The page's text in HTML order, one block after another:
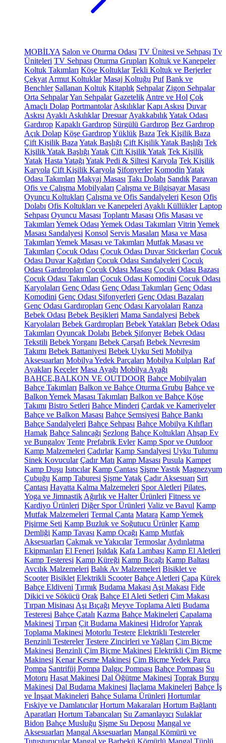
MOBİLYA Salon ve Oturma Odası TV Ünitesi ve Sehpası Tv
Üniteleri TV Sehpası Oturma Grupları Koltuk ve Kanepeler
Koltuk Takımları Köşe Koltuklar Tekli Koltuk ve Berjerler
Çekyat Armut Koltuklar Masaj Koltuğu Puf Bank ve
Benchler Sallanan Koltuk Kitaplık Sehpalar Zigon Sehpalar
Orta SehpalarYan Sehpalar Gazetelik Antre ve Hol Çok
Amaçlı Dolap Portmantolar Askılıklar Kapı Askısı Duvar
Askısı Ayaklı Askılıklar Dresuar AyakkabılıkYatak Odası
Gardırop Kapaklı Gardırop Sürgülü Gardırop Bez Gardırop
Açık Dolap Köşe GardıropYüklük Baza Tek Kişilik Baza
Çift Kişilik Baza Yatak Başlığı Çift Kişilik Yatak Başlığı Tek
Kişilik Yatak Başlığı Yatak Çift Kişilik Yatak Tek Kişilik
Yatak Hasta Yatağı Yatak Pedi & Şiltesi Karyola Tek Kişilik
Karyola Çift Kişilik Karyola Şifonyerler Komodin Yatak
Odası Takımları Makyaj Masası Takı Dolabı Sandık Paravan
Ofis ve Çalışma Mobilyaları Çalışma ve Bilgisayar Masası
Oyuncu Koltukları Çalışma ve Ofis Sandalyeleri Keson Ofis
Dolabı Ofis Koltukları ve Kanepeleri Ayaklı Küllükler Laptop
Sehpası Oyuncu Masası Toplantı Masası Ofis Masası ve
Takımları Yemek Odası Yemek Odası Takımları Vitrin Yemek
Masası Sandalyesi Konsol Servis Masaları Masa ve Masa
Takımları Yemek Masası ve Takımları Mutfak Masası ve
Takımları Çocuk Odası Çocuk Odası Duvar Stickerları Çocuk
Odası Duvar Kağıtları Çocuk Odası Sandalyeleri Çocuk
Odası Gardıropları Çocuk Odası Masası Çocuk Odası Bazası
Çocuk Odası Takımları Çocuk Odası Komodini Çocuk Odası
Karyolaları Genç Odası Genç Odası Takımları Genç Odası
Komodini Genç Odası Şifonyerleri Genç Odası Bazaları
Genç Odası Gardıropları Genç Odası Karyolaları Ranza
Bebek Odası Bebek Beşikleri Mama Sandalyesi Bebek
Karyolaları Bebek Gardıropları Bebek Yatakları Bebek Odası
Takımları Oyuncak Dolabı Bebek Şifonyer Bebek Odası
Tekstili Bebek Yorganı Bebek Çarşafı Bebek Nevresim
Takımı Bebek Battaniyesi Bebek Uyku Seti Mobilya
Aksesuarları Mobilya Yedek Parçaları Mobilya Kulpları Raf
Ayakları Keçeler Masa Ayağı Mobilya Ayağı
BAHÇE,BALKON VE OUTDOOR Bahçe Mobilyaları
Bahçe Takımları Balkon ve Bahçe Oturma Grubu Bahçe ve
Balkon Yemek Masası Takımları Balkon ve Bahçe Köşe
Takımı Bistro Setleri Bahçe Minderi Çardak ve Kameriyeler
Bahçe ve Balkon Masası Bahçe Şemsiyesi Bahçe Bankı
Bahçe Sandalyeleri Bahçe Sehpası Bahçe Mobilya Kılıfları
Hamak Bahçe Salıncağı Şezlong Bahçe Koltukları Ahşap Ev
ve Bungalov Tente Prefabrik Evler Kamp Spor ve Outdoor
Kamp Malzemeleri Çadırlar Kamp Sandalyesi Uyku Tulumu
Sinek Kovucular Çadır Matı Kamp Masası Pusula Kampet
Kamp Duşu Isıtıcılar Kamp Çantası Şişme Yastık Magnezyum
Çubuğu Kamp Taburesi Şişme Yatak Çadır Aksesuarı Sırt
Çantası Hayatta Kalma Malzemeleri Spor Aletleri Pilates,
Yoga ve Jimnastik Ağırlık ve Halter Ürünleri Fitness ve
Kardiyo Ürünleri Diğer Spor Ürünleri Valiz ve Bavul Kamp
Mutfak Malzemeleri Termal Çanta Matara Kamp Yemek
Pişirme Seti Kamp Buzluk ve Soğutucu Ürünler Kamp
Demliği Kamp Tavası Kamp Ocağı Kamp Mutfak
Aksesuarları Çakmak ve Yakıcılar Termoslar Aydınlatma
Ekipmanları El Feneri Işıldak Kafa Lambası Kamp El Aletleri
Kamp Testeresi Kamp Küreği Kamp Bıçağı Kamp Baltası
Avcılık Malzemeleri Balık Av Malzemeleri Bisiklet ve
Scooter Bisiklet Elektrikli Scooter Bahçe Aletleri Çapa Kürek
Bahçe Eldiveni Tırmık Budama Makası Aşı Makası Fide
Dikici ve Sökücü Orak Bahçe El Aleti Setleri Çim Makası
Tırpan Misinası Aşı Bıçağı Meyve Toplama Aleti Budama
Testeresi Bahçe Çatalı Kazma Bahçe Makineleri Çapalama
Makinesi Tırpan Çit Budama Makinesi HidroforYaprak
Toplama Makinesi Motorlu Testere Elektrikli Testereler
Benzinli Testereler Testere Zincirleri ve Yağları Çim Biçme
Makinesi Benzinli Çim Biçme Makinesi Elektrikli Çim Biçme
Makinesi Kenar Kesme Makinesi Çim Biçme Yedek Parça
Pompa Santrifüj Pompa Dalgıç Pompası Bahçe Pompası Su
Motoru Hasat Makinesi Dal Öğütme Makinesi Toprak Burgu
Makinesi Dal Budama Makinesi İlaçlama Makineleri Bahçe İş
ve İnşaat Makineleri Bahçe Sulama Ürünleri Hortumlar
Fıskiye ve Damlatıcılar Hortum Makaraları Hortum Bağlantı
Aparatları Hortum Tabancaları Su Zamanlayıcı Sulaklar
Bidon Bahçe Musluğu Şişme Su Deposu Mangal ve
Aksesuarları Mangal Aksesuarları Mangal Kömürü ve
Tutuşturucular Mangal ve Barbekü Kömürlü Mangal Tüplü